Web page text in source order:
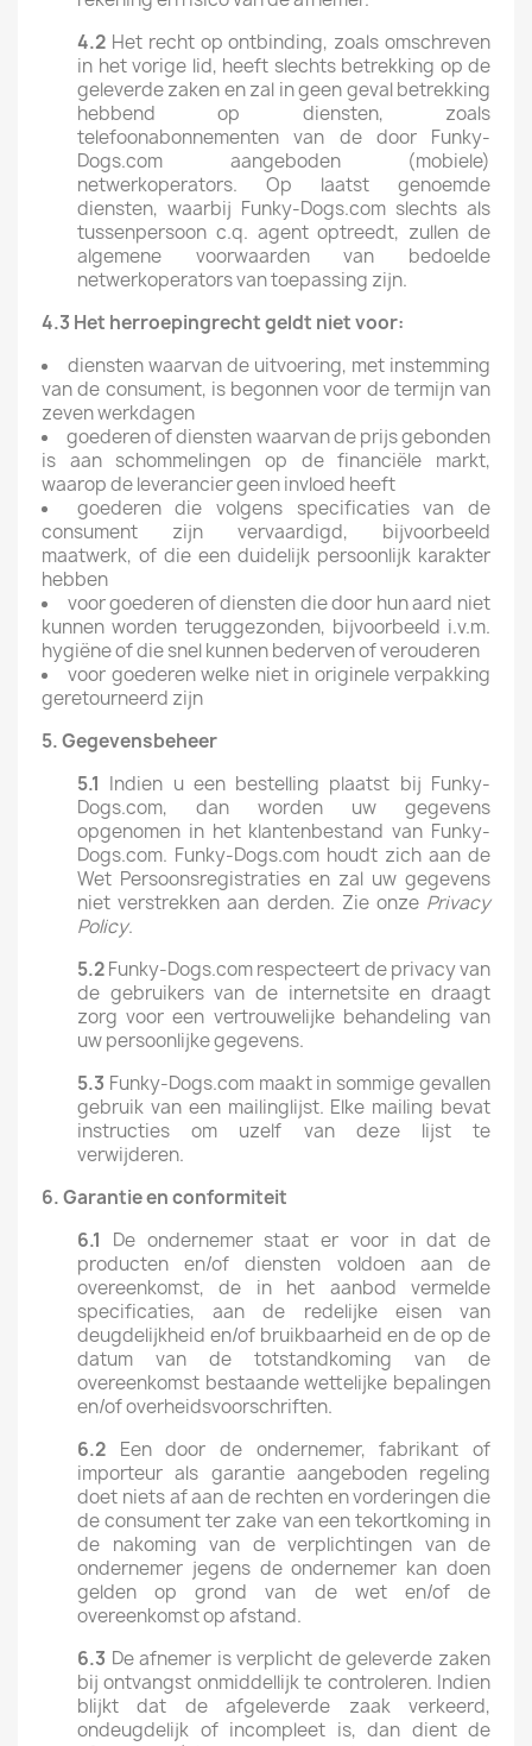
4.2 Het recht op ontbinding, zoals omschreven
in het vorige lid, heeft slechts betrekking op de
geleverde zaken en zal in geen geval betrekking
hebbend op diensten, zoals
telefoonabonnementen van de door Funky-
Dogs.com aangeboden (mobiele)
netwerkoperators. Op laatst genoemde
diensten, waarbij Funky-Dogs.com slechts als
tussenpersoon c.q. agent optreedt, zullen de
algemene voorwaarden van bedoelde
netwerkoperators van toepassing zijn.
4.3 Het herroepingrecht geldt niet voor:
diensten waarvan de uitvoering, met instemming
van de consument, is begonnen voor de termijn van
zeven werkdagen
goederen of diensten waarvan de prijs gebonden
is aan schommelingen op de financiële markt,
waarop de leverancier geen invloed heeft
goederen die volgens specificaties van de
consument zijn vervaardigd, bijvoorbeeld
maatwerk, of die een duidelijk persoonlijk karakter
hebben
voor goederen of diensten die door hun aard niet
kunnen worden teruggezonden, bijvoorbeeld i.v.m.
hygiëne of die snel kunnen bederven of verouderen
voor goederen welke niet in originele verpakking
geretourneerd zijn
5.Gegevensbeheer
5.1 Indien u een bestelling plaatst bij Funky-
Dogs.com, dan worden uw gegevens
opgenomen in het klantenbestand van Funky-
Dogs.com. Funky-Dogs.com houdt zich aan de
Wet Persoonsregistraties en zal uw gegevens
niet verstrekken aan derden. Zie onze Privacy
Policy.
5.2Funky-Dogs.com respecteert de privacy van
de gebruikers van de internetsite en draagt
zorg voor een vertrouwelijke behandeling van
uw persoonlijke gegevens.
5.3 Funky-Dogs.com maakt in sommige gevallen
gebruik van een mailinglijst. Elke mailing bevat
instructies om uzelf van deze lijst te
verwijderen.
6.Garantieen conformiteit
6.1 De ondernemer staat er voor in dat de
producten en/of diensten voldoen aan de
overeenkomst, de in het aanbod vermelde
specificaties, aan de redelijke eisen van
deugdelijkheid en/of bruikbaarheid en de op de
datum van de totstandkoming van de
overeenkomst bestaande wettelijke bepalingen
en/of overheidsvoorschriften.
6.2 Een door de ondernemer, fabrikant of
importeur als garantie aangeboden regeling
doet niets af aan de rechten en vorderingen die
de consument ter zake van een tekortkoming in
de nakoming van de verplichtingen van de
ondernemer jegens de ondernemer kan doen
gelden op grond van de wet en/of de
overeenkomst op afstand.
6.3 De afnemer is verplicht de geleverde zaken
bij ontvangst onmiddellijk te controleren. Indien
blijkt dat de afgeleverde zaak verkeerd,
ondeugdelijk of incompleet is, dan dient de